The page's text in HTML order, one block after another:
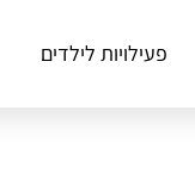
פעילויות לילדים